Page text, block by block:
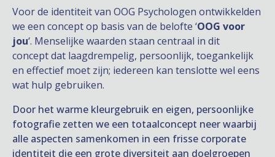
Voor de identiteit van OOG Psychologen ontwikkelden
we een concept op basis van de belofte ‘OOG voor
jou‘. Menselijke waarden staan centraal in dit
concept dat laagdrempelig, persoonlijk, toegankelijk
en effectief moet zijn; iedereen kan tenslotte wel eens
wat hulp gebruiken.
Door het warme kleurgebruik en eigen, persoonlijke
fotografie zetten we een totaalconcept neer waarbij
alle aspecten samenkomen in een frisse corporate
identiteit die een grote diversiteit aan doelgroepen